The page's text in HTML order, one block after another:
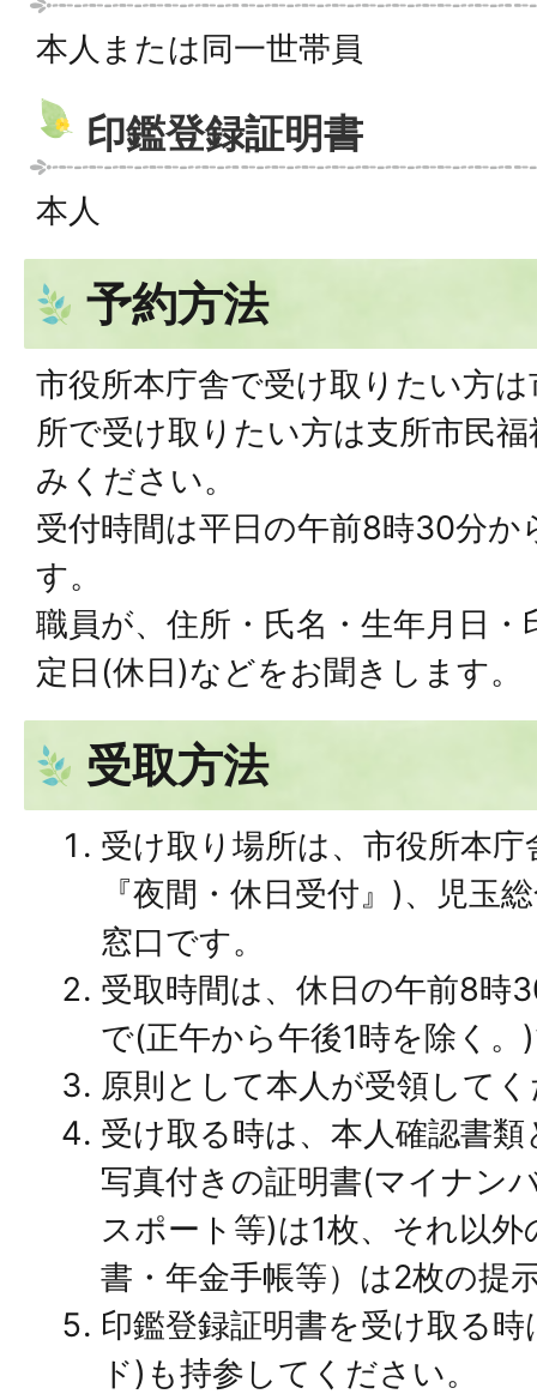
本人または同一世帯員
印鑑登録証明書
本人
予約方法
市役所本庁舎で受け取りたい方
所で受け取りたい方は支所市民
みください。
受付時間は平日の午前8時30分か
す。
職員が、住所・氏名・生年月日・
定日(休日)などをお聞きします。
受取方法
受け取り場所は、市役所本
『夜間・休日受付』)、児玉
窓口です。
受取時間は、休日の午前8時
で(正午から午後1時を除く。
原則として本人が受領して
受け取る時は、本人確認書
写真付きの証明書(マイナン
スポート等)は1枚、それ以
書・年金手帳等）は2枚の提
印鑑登録証明書を受け取る
ド)も持参してください。